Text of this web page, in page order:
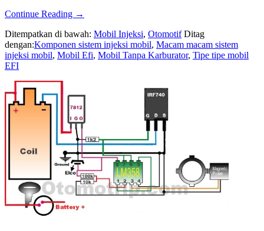
Continue Reading about
EFI
atau
Sistem
Bensin
→
Ditempatkan di bawah: Mobil Injeksi, Otomotif Ditag
dengan:Komponen sistem injeksi mobil, Macam macam sistem
injeksi mobil, Mobil Efi, Mobil Tanpa Karburator, Tipe tipe mobil
EFI